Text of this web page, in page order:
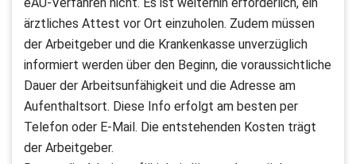
ärztliches Attest vor Ort einzuholen. Zudem müssen
der Arbeitgeber und die Krankenkasse unverzüglich
informiert werden über den Beginn, die voraussichtliche
Dauer der Arbeitsunfähigkeit und die Adresse am
Aufenthaltsort. Diese Info erfolgt am besten per
Telefon oder E-Mail. Die entstehenden Kosten trägt
der Arbeitgeber.